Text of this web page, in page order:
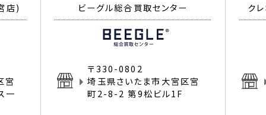
店)
宮
一
ビーグル総合買取センター
〒330-0802
埼玉県さいたま市大宮区宮
町2-8-2 第9松ビル1F
ク